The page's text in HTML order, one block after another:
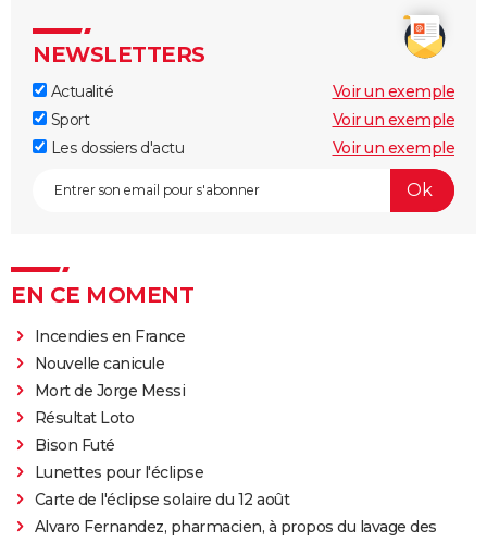
NEWSLETTERS
Actualité
Voir un exemple
Sport
Voir un exemple
Les dossiers d'actu
Voir un exemple
EN CE MOMENT
Incendies en France
Nouvelle canicule
Mort de Jorge Messi
Résultat Loto
Bison Futé
Lunettes pour l'éclipse
Carte de l'éclipse solaire du 12 août
Alvaro Fernandez, pharmacien, à propos du lavage des